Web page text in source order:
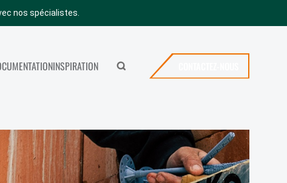
nos spécialistes.
MERYBOIS
CONTACTEZ-NOUS
SHOWROOM
INSPIRATION Rechercher